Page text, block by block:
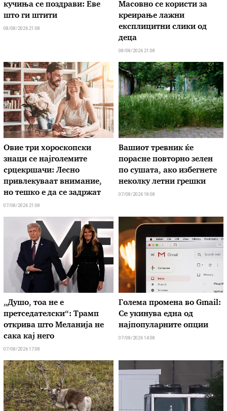
кучиња се поздрави: Еве
што ги штити
08/08/2026 21:08
Масовно се користи за
креирање лажни
експлицитни слики од
деца
08/08/2026 21:08
Овие три хороскопски
знаци се најголемите
срцекршачи: Лесно
привлекуваат внимание,
но тешко е да се задржат
07/08/2026 21:08
Вашиот тревник ќе
порасне повторно зелен
по сушата, ако избегнете
неколку летни грешки
07/08/2026 18:08
„Душо, тоа не е
претседателски“: Трамп
открива што Меланија не
сака кај него
07/08/2026 17:08
Голема промена во Gmail:
Се укинува една од
најпопуларните опции
07/08/2026 14:08